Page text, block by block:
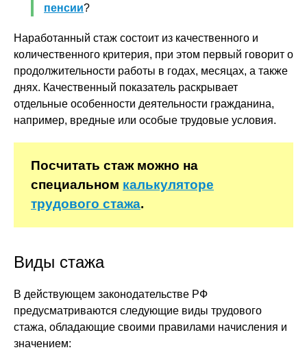
пенсии?
Наработанный стаж состоит из качественного и
количественного критерия, при этом первый говорит о
продолжительности работы в годах, месяцах, а также
днях. Качественный показатель раскрывает
отдельные особенности деятельности гражданина,
например, вредные или особые трудовые условия.
Посчитать стаж можно на
специальном калькуляторе
трудового стажа.
Виды стажа
В действующем законодательстве РФ
предусматриваются следующие виды трудового
стажа, обладающие своими правилами начисления и
значением: